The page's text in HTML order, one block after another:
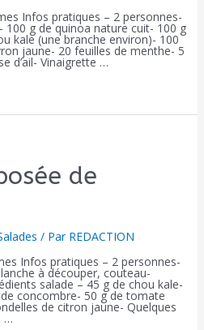
Infos pratiques – 2 personnes-
100 g de quinoa nature cuit- 100 g
kale (une branche environ)- 100
jaune- 20 feuilles de menthe- 5
d’ail- Vinaigrette …
de
/ Par REDACTION
Infos pratiques – 2 personnes-
à découper, couteau-
salade – 45 g de chou kale-
concombre- 50 g de tomate
de citron jaune- Quelques
…